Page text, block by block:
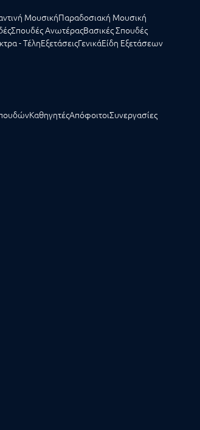
ΜουσικήΠαραδοσιακή Μουσική
Σπουδές ΑνωτέραςΒασικές Σπουδές
- ΤέληΕξετάσειςΓενικάΕίδη Εξετάσεων
ΚαθηγητέςΑπόφοιτοιΣυνεργασίες